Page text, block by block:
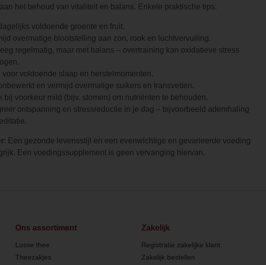
het behoud van vitaliteit en balans. Enkele praktische tips:
voldoende groente en fruit.
overmatige blootstelling aan zon, rook en luchtvervuiling.
regelmatig, maar met balans – overtraining kan oxidatieve stress
voor voldoende slaap en herstelmomenten.
en vermijd overmatige suikers en transvetten.
bij voorkeur mild (bijv. stomen) om nutriënten te behouden.
ontspanning en stressreductie in je dag – bijvoorbeeld ademhaling
: Een gezonde levensstijl en een evenwichtige en gevarieerde voeding
Een voedingssupplement is geen vervanging hiervan.
Ons assortiment
Losse thee
Theezakjes
Zakelijk
Registratie zakelijke klant
Zakelijk bestellen